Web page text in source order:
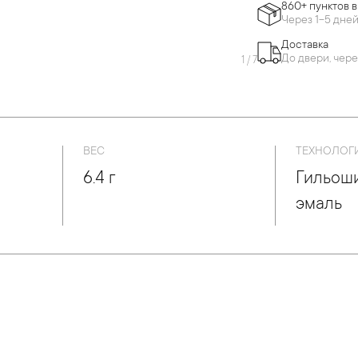
1 / 7
860+ пунктов
Через 1-5 дней
Доставка
До двери,
ВЕС
6.4 г
эмаль